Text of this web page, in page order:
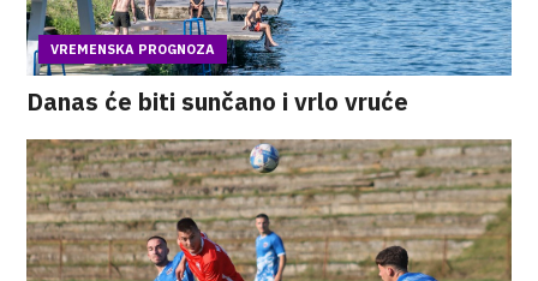
VREMENSKA PROGNOZA
Danas će biti sunčano i vrlo vruće